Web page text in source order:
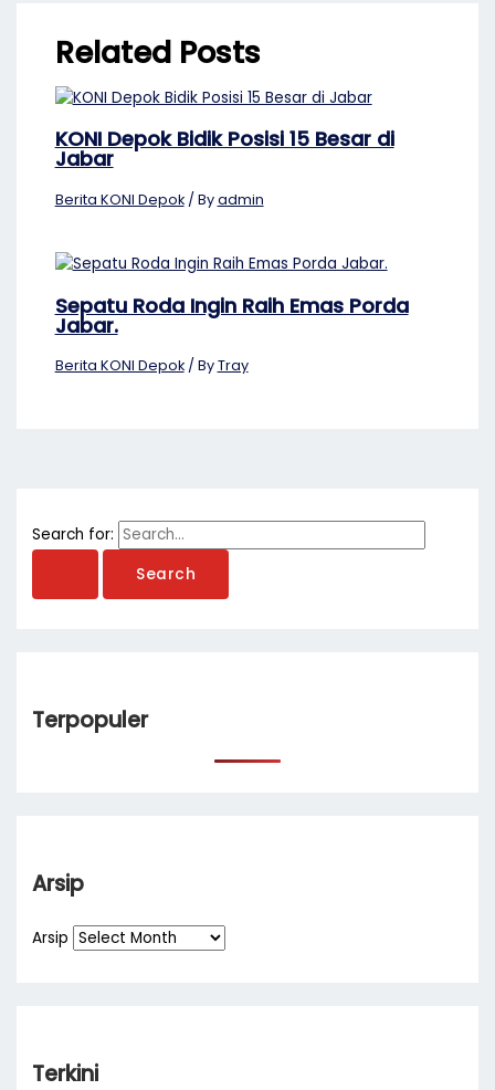
Related Posts
KONI Depok Bidik Posisi 15 Besar di
Jabar
Berita KONI Depok/ Byadmin
Sepatu Roda Ingin Raih Emas Porda
Jabar.
Berita KONI Depok/ ByTray
Search for:
Terpopuler
Arsip
Arsip
Terkini